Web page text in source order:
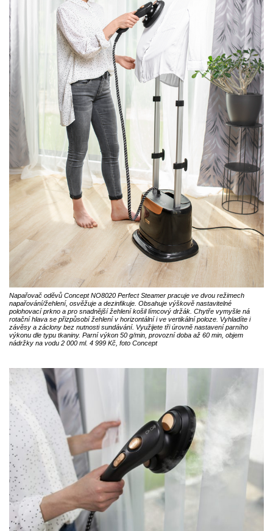
Napařovač oděvů Concept NO8020 Perfect Steamer pracuje ve dvou režimech
napařování/žehlení, osvěžuje a dezinfikuje. Obsahuje výškově nastavitelné
polohovací prkno a pro snadnější žehlení košil límcový držák. Chytře vymyšle ná
rotační hlava se přizpůsobí žehlení v horizontální i ve vertikální poloze. Vyhladíte i
závěsy a záclony bez nutnosti sundávání. Využijete tři úrovně nastavení parního
výkonu dle typu tkaniny. Parní výkon 50 g/min, provozní doba až 60 min, objem
nádržky na vodu 2 000 ml. 4 999 Kč, foto Concept